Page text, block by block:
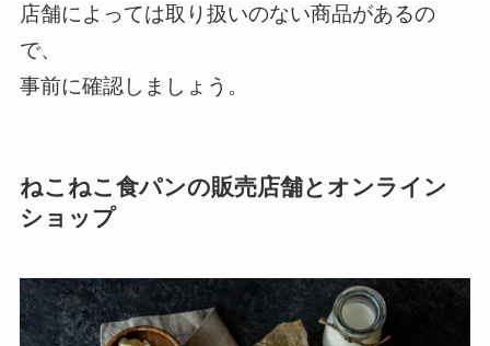
店舗によっては取り扱いのない商品があるの
で、
事前に確認しましょう。
ねこねこ食パンの販売店舗とオンライン
ショップ